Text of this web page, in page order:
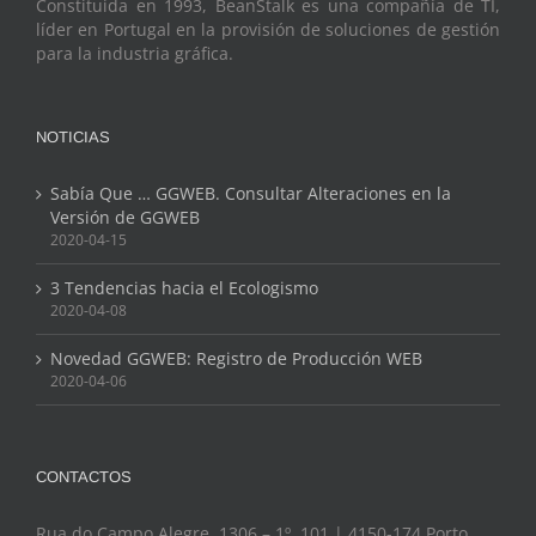
Constituida en 1993, BeanStalk es una compañía de TI,
líder en Portugal en la provisión de soluciones de gestión
para la industria gráfica.
NOTICIAS
Sabía Que … GGWEB. Consultar Alteraciones en la
Versión de GGWEB
2020-04-15
3 Tendencias hacia el Ecologismo
2020-04-08
Novedad GGWEB: Registro de Producción WEB
2020-04-06
CONTACTOS